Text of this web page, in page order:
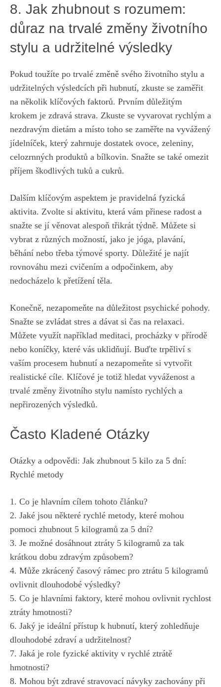
8. Jak zhubnout s rozumem:
důraz na trvalé změny životního
stylu a udržitelné výsledky
Pokud‌ toužíte po trvalé změně svého životního stylu a
udržitelných výsledcích při hubnutí, zkuste se zaměřit
na několik klíčových⁤ faktorů. Prvním ⁣důležitým‍
krokem je zdravá strava.⁤ Zkuste se⁤ vyvarovat ⁢rychlým a
nezdravým dietám‍ a místo toho se ⁣zaměřte‍ na​ vyvážený
jídelníček, který⁤ zahrnuje dostatek ovoce, zeleniny,
celozrnných produktů a‌ bílkovin. Snažte se také omezit
příjem škodlivých ‌tuků a cukrů.
Dalším klíčovým ⁤aspektem je pravidelná fyzická
aktivita. Zvolte si aktivitu, která⁢ vám‍ přinese‍ radost a
snažte se jí věnovat ⁢alespoň třikrát‌ týdně. Můžete si ​
vybrat z různých možností, jako​ je jóga, plavání,
běhání ​nebo třeba týmové sporty.‌ Důležité je najít ​
rovnováhu mezi ⁣cvičením‌ a odpočinkem, ​aby
nedocházelo‍ k přetížení⁤ těla.
Konečně, nezapomeňte na důležitost psychické⁣ pohody.
Snažte se zvládat ⁤stres ‍a⁢ dávat si čas na relaxaci.
Můžete využít‍ například ⁣meditaci, procházky v přírodě
nebo ‌koníčky, které ​vás ​uklidňují. Buďte trpěliví‍ s
vaším procesem hubnutí a nezapomeňte⁤ si vytvořit
realistické cíle. ⁢Klíčové je totiž hledat vyváženost​ a
trvalé ‍změny životního ⁢stylu ‌namísto rychlých a⁢
nepřirozených výsledků.
Často Kladené Otázky
Otázky a odpovědi: Jak zhubnout 5 kilo za 5 dní:
Rychlé metody
1. Co je hlavním cílem ‌tohoto článku?
2. Jaké jsou některé rychlé metody, které mohou
pomoci zhubnout⁤ 5 kilogramů za ‌5 dní?
3. Je možné dosáhnout ⁤ztráty⁢ 5 kilogramů za tak
krátkou dobu ‍zdravým⁣ způsobem?
4. Může zkrácený ‍časový rámec pro ztrátu 5 kilogramů ​
ovlivnit dlouhodobé výsledky?
5.⁣ Co je hlavními faktory, ⁣které mohou ovlivnit rychlost
ztráty hmotnosti?
6. ⁢Jaký je ideální přístup k hubnutí, který zohledňuje⁢
dlouhodobé zdraví a udržitelnost?
7. Jaká je role fyzické aktivity v rychlé ztrátě
hmotnosti?
8. Mohou být ​zdravé stravovací návyky zachovány ‌při